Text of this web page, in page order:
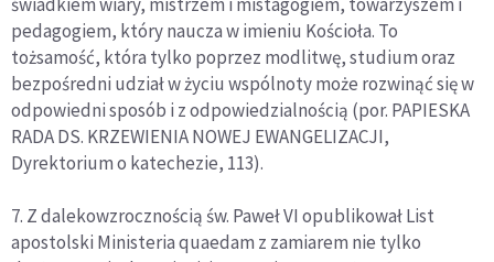
pedagogiem, który naucza w imieniu Kościoła. To
tożsamość, która tylko poprzez modlitwę, studium oraz
bezpośredni udział w życiu wspólnoty może rozwinąć się w
odpowiedni sposób i z odpowiedzialnością (por. PAPIESKA
RADA DS. KRZEWIENIA NOWEJ EWANGELIZACJI,
Dyrektorium o katechezie, 113).
7. Z dalekowzrocznością św. Paweł VI opublikował List
apostolski Ministeria quaedam z zamiarem nie tylko